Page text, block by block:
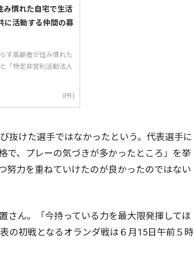
慣れた自宅で生活
活動する仲間の募
す高齢者が住み慣れた
「特定非営利活動法人
(PR)
抜けた選手ではなかったという。代表選手に
で、プレーの気づきが多かったところ」を挙
努力を重ねていけたのが良かったのではない
ん。「今持っている力を最大限発揮してほ
の初戦となるオランダ戦は６月15日午前５時